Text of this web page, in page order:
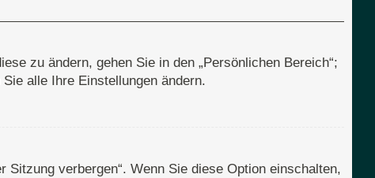
zu ändern, gehen Sie in den „Persönlichen Bereich“;
alle Ihre Einstellungen ändern.
verbergen“. Wenn Sie diese Option einschalten,